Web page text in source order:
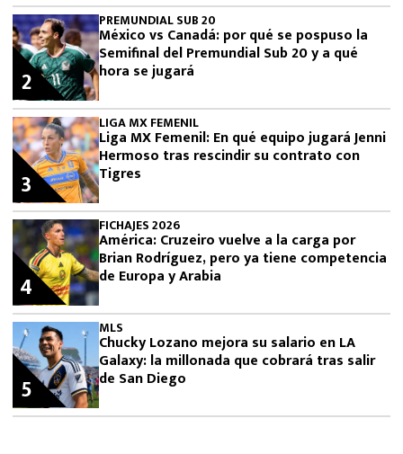
PREMUNDIAL SUB 20
México vs Canadá: por qué se pospuso la
Semifinal del Premundial Sub 20 y a qué
hora se jugará
2
LIGA MX FEMENIL
Liga MX Femenil: En qué equipo jugará Jenni
Hermoso tras rescindir su contrato con
Tigres
3
FICHAJES 2026
América: Cruzeiro vuelve a la carga por
Brian Rodríguez, pero ya tiene competencia
de Europa y Arabia
4
MLS
Chucky Lozano mejora su salario en LA
Galaxy: la millonada que cobrará tras salir
de San Diego
5